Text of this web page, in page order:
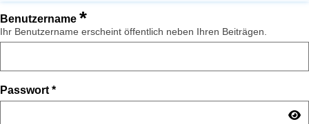
Benutzername *
Ihr Benutzername erscheint öffentlich neben Ihren Beiträgen.
Passwort *